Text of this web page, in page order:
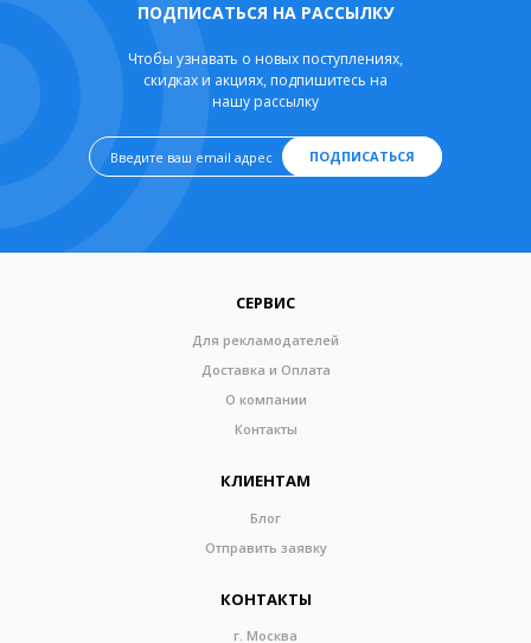
ПОДПИСАТЬСЯ НА РАССЫЛКУ
Чтобы узнавать о новых поступлениях,
скидках и акциях, подпишитесь на
нашу рассылку
ПОДПИСАТЬСЯ
СЕРВИС
Для рекламодателей
Доставка и Оплата
О компании
Контакты
КЛИЕНТАМ
Блог
Отправить заявку
КОНТАКТЫ
г. Москва